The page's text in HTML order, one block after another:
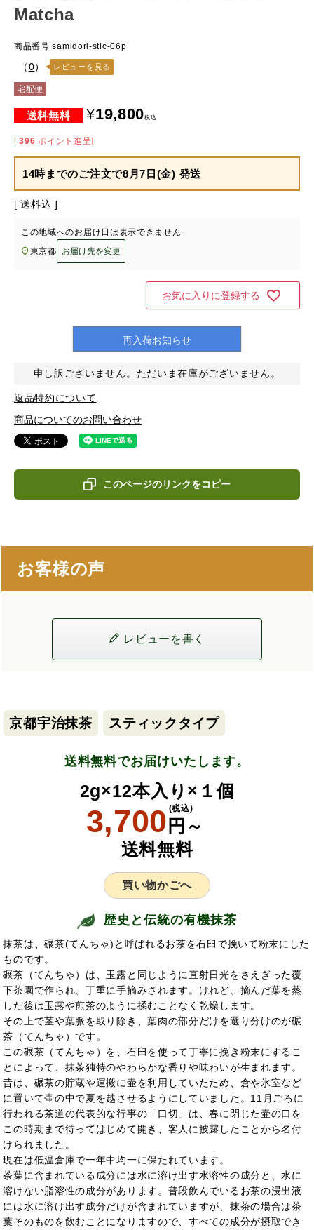
Matcha
商品番号 samidori-stic-06p
（0） レビューを見る
宅配便
¥19,800税込
[ 396 ポイント進呈]
14時までのご注文で8月7日(金) 発送
送料込
この地域へのお届け日は表示できません
東京都
お届け先を変更
お気に入りに登録する
再入荷お知らせ
申し訳ございません。ただいま在庫がございません。
返品特約について
商品についてのお問い合わせ
このページのリンクをコピー
お客様の声
レビューを書く
京都宇治抹茶 スティックタイプ
送料無料でお届けいたします。
2g×12本入り×１個
3,700 円～
(税込)
送料無料
買い物かごへ
歴史と伝統の有機抹茶
抹茶は、碾茶(てんちゃ)と呼ばれるお茶を石臼で挽いて粉末にした
ものです。
碾茶（てんちゃ）は、玉露と同じように直射日光をさえぎった覆
下茶園で作られ、丁重に手摘みされます。けれど、摘んだ葉を蒸
した後は玉露や煎茶のように揉むことなく乾燥します。
その上で茎や葉脈を取り除き、葉肉の部分だけを選り分けのが碾
茶（てんちゃ）です。
この碾茶（てんちゃ）を、石臼を使って丁寧に挽き粉末にするこ
とによって、抹茶独特のやわらかな香りや味わいが生まれます。
昔は、碾茶の貯蔵や運搬に壷を利用していたため、倉や氷室など
に置いて壷の中で夏を越させるようにしていました。11月ごろに
行われる茶道の代表的な行事の「口切」は、春に閉じた壷の口を
この時期まで待ってはじめて開き、客人に披露したことから名付
けられました。
現在は低温倉庫で一年中均一に保たれています。
茶葉に含まれている成分には水に溶け出す水溶性の成分と、水に
溶けない脂溶性の成分があります。普段飲んでいるお茶の浸出液
には水に溶け出す成分だけが含まれていますが、抹茶の場合は茶
葉そのものを飲むことになりますので、すべての成分が摂取でき